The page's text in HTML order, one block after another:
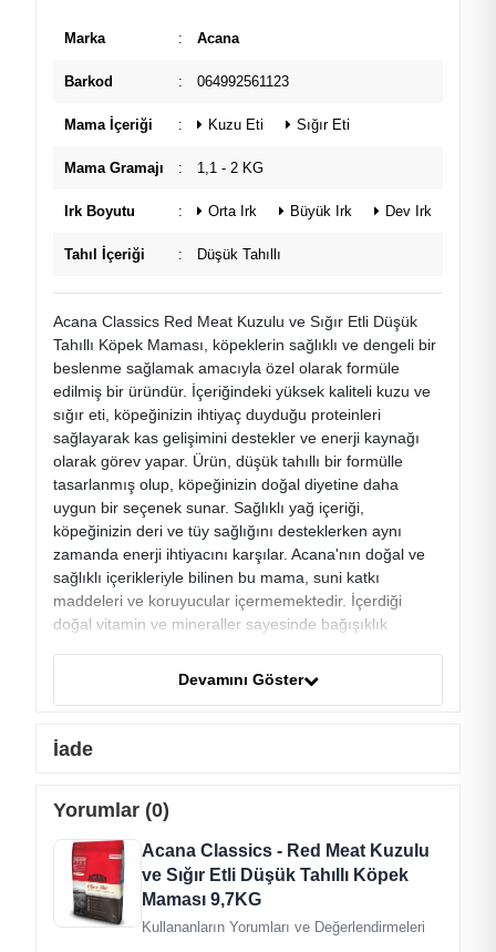
Marka : Acana
Barkod : 064992561123
Mama İçeriği : Kuzu Eti Sığır Eti
Mama Gramajı : 1,1 - 2 KG
Irk Boyutu : Orta Irk Büyük Irk Dev Irk
Tahıl İçeriği : Düşük Tahıllı
Acana Classics Red Meat Kuzulu ve Sığır Etli Düşük
Tahıllı Köpek Maması, köpeklerin sağlıklı ve dengeli bir
beslenme sağlamak amacıyla özel olarak formüle
edilmiş bir üründür. İçeriğindeki yüksek kaliteli kuzu ve
sığır eti, köpeğinizin ihtiyaç duyduğu proteinleri
sağlayarak kas gelişimini destekler ve enerji kaynağı
olarak görev yapar. Ürün, düşük tahıllı bir formülle
tasarlanmış olup, köpeğinizin doğal diyetine daha
uygun bir seçenek sunar. Sağlıklı yağ içeriği,
köpeğinizin deri ve tüy sağlığını desteklerken aynı
zamanda enerji ihtiyacını karşılar. Acana'nın doğal ve
sağlıklı içerikleriyle bilinen bu mama, suni katkı
maddeleri ve koruyucular içermemektedir. İçerdiği
doğal vitamin ve mineraller sayesinde bağışıklık
destekler. Acana Classics Red Meat, köpeğinizin damak
Tahıllı Köpek Maması, evcil dostlarınızın sağlıklı bir
İçerik
Kuzu Eti %18
Yulaf Ezmesi %18
Çiğ Domuz Eti %9
Çiğ Sığır Eti %6
Devamını Göster
İade
Yorumlar (0)
Acana Classics - Red Meat Kuzulu
ve Sığır Etli Düşük Tahıllı Köpek
Maması 9,7KG
Kullananların Yorumları ve Değerlendirmeleri